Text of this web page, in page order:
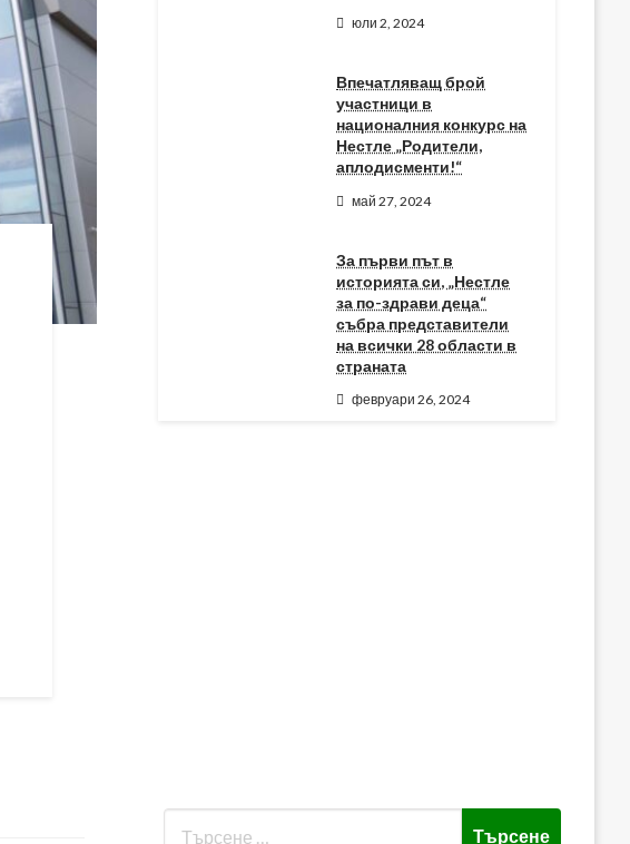
юли 2, 2024
Впечатляващ брой
участници в
националния конкурс на
Нестле „Родители,
аплодисменти!“
май 27, 2024
За първи път в
историята си, „Нестле
за по-здрави деца“
събра представители
на всички 28 области в
страната
февруари 26, 2024